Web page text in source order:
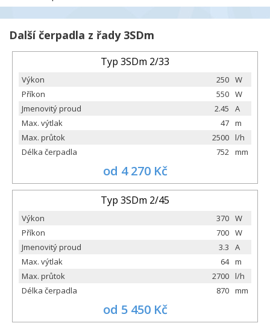
Další čerpadla z řady 3SDm
Typ 3SDm 2/33
Výkon 250 W
Příkon
550 W
Jmenovitý proud
2.45
A
Max. výtlak
47 m
Max. průtok
2500 l/h
Délka čerpadla
752 mm
od 4 270 Kč
Typ 3SDm 2/45
Výkon 370 W
Příkon
700 W
Jmenovitý proud
3.3
A
Max. výtlak
64 m
Max. průtok
2700 l/h
Délka čerpadla
870 mm
od 5 450 Kč